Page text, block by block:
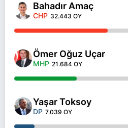
Bahadır Amaç
CHP 32.443 OY
Ömer Oğuz Uçar
MHP 21.684 OY
Yaşar Toksoy
DP 7.039 OY